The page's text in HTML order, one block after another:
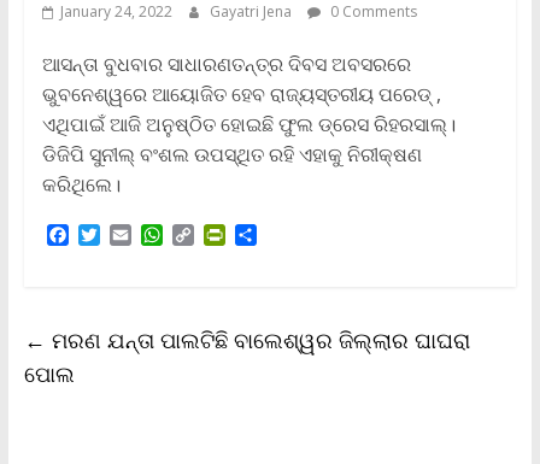
January 24, 2022 Gayatri Jena 0 Comments
ଆସନ୍ତା ବୁଧବାର ସାଧାରଣତନ୍ତ୍ର ଦିବସ ଅବସରରେ
ଭୁବନେଶ୍ୱରେ ଆୟୋଜିତ ହେବ ରାଜ୍ୟସ୍ତରୀୟ ପରେଡ୍ ,
ଏଥିପାଇଁ ଆଜି ଅନୁଷ୍ଠିତ ହୋଇଛି ଫୁଲ ଡ୍ରେସ ରିହରସାଲ୍।
ଡିଜିପି ସୁନୀଲ୍ ବଂଶଲ ଉପସ୍ଥିତ ରହି ଏହାକୁ ନିରୀକ୍ଷଣ
କରିଥିଲେ।
F
o
o
k
T
e
E
W
A
C
i
P
F
S
← ମରଣ ଯନ୍ତା ପାଲଟିଛି ବାଲେଶ୍ୱର ଜିଲ୍ଲାର ଘାଘରା
ପୋଲ